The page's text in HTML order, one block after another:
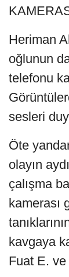
Heriman
oğlunun
telefonu
sesleri
Öte
olayın
çalışma
kamerası
kavgaya
Fuat E. ve